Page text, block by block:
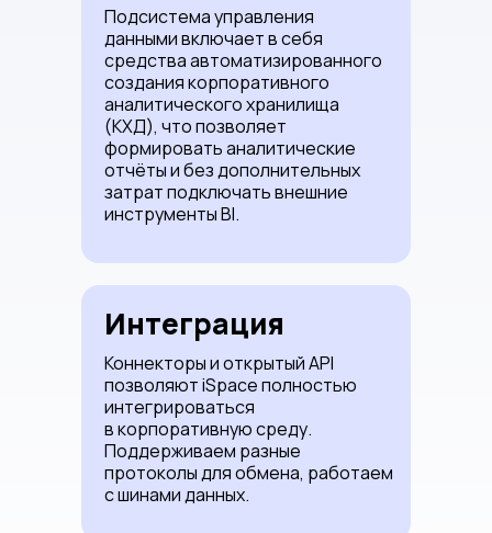
Подсистема управления
данными включает в себя
средства автоматизированного
создания корпоративного
аналитического хранилища
(КХД), что позволяет
формировать аналитические
отчёты и без дополнительных
затрат подключать внешние
инструменты BI.
Интеграция
Коннекторы и открытый API
позволяют iSpace полностью
интегрироваться
в корпоративную среду.
Поддерживаем разные
протоколы для обмена, работаем
с шинами данных.